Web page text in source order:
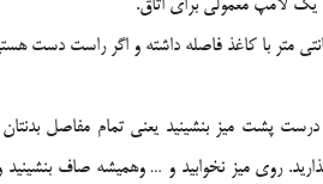
مطالعه بايد حداقل 30 سانتي متر با كاغذ فاصله
روي ميز نخوابيد و … وهميشه صاف